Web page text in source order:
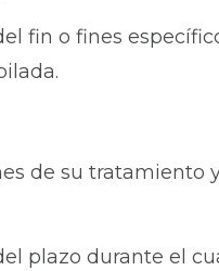
fin o fines
de su tratamiento
plazo durante el